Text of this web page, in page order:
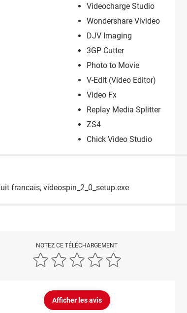
Videocharge Studio
Wondershare Vivideo
DJV Imaging
3GP Cutter
Photo to Movie
V-Edit (Video Editor)
Video Fx
Replay Media Splitter
ZS4
Chick Video Studio
francais, videospin_2_0_setup.exe
NOTEZ CE TÉLÉCHARGEMENT
Afficher les avis